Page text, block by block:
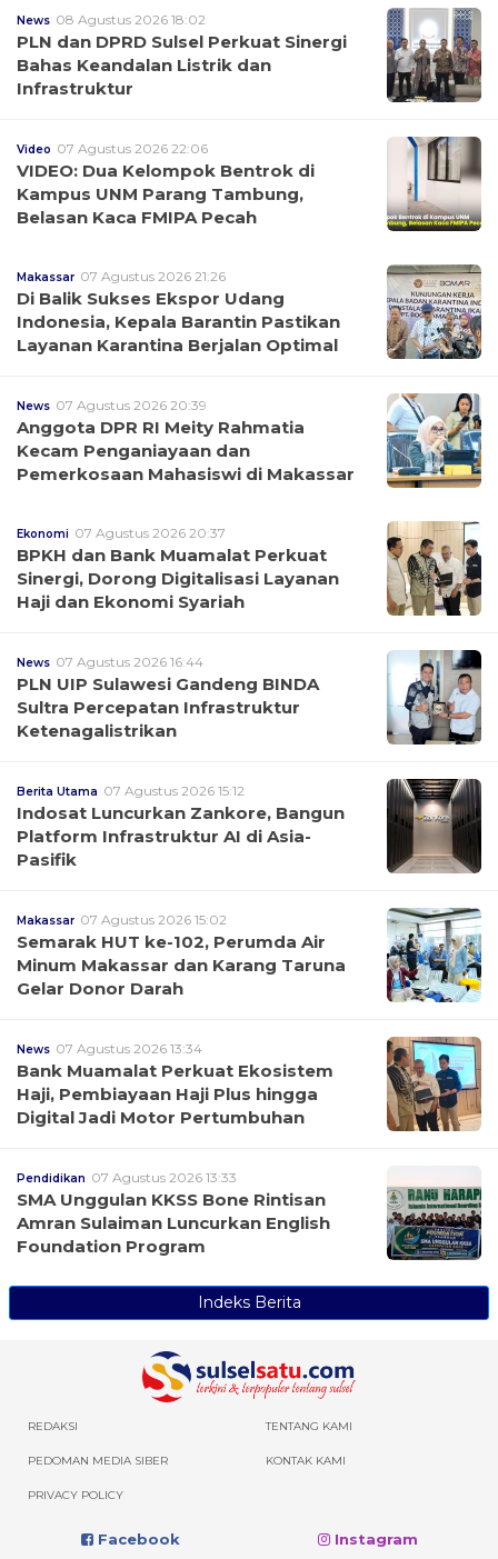
News 08 Agustus 2026 18:02
PLN dan DPRD Sulsel Perkuat Sinergi
Bahas Keandalan Listrik dan
Infrastruktur
Video 07 Agustus 2026 22:06
VIDEO: Dua Kelompok Bentrok di
Kampus UNM Parang Tambung,
Belasan Kaca FMIPA Pecah
Makassar 07 Agustus 2026 21:26
Di Balik Sukses Ekspor Udang
Indonesia, Kepala Barantin Pastikan
Layanan Karantina Berjalan Optimal
News 07 Agustus 2026 20:39
Anggota DPR RI Meity Rahmatia
Kecam Penganiayaan dan
Pemerkosaan Mahasiswi di Makassar
Ekonomi 07 Agustus 2026 20:37
BPKH dan Bank Muamalat Perkuat
Sinergi, Dorong Digitalisasi Layanan
Haji dan Ekonomi Syariah
News 07 Agustus 2026 16:44
PLN UIP Sulawesi Gandeng BINDA
Sultra Percepatan Infrastruktur
Ketenagalistrikan
Berita Utama 07 Agustus 2026 15:12
Indosat Luncurkan Zankore, Bangun
Platform Infrastruktur AI di Asia-
Pasifik
Makassar 07 Agustus 2026 15:02
Semarak HUT ke-102, Perumda Air
Minum Makassar dan Karang Taruna
Gelar Donor Darah
News 07 Agustus 2026 13:34
Bank Muamalat Perkuat Ekosistem
Haji, Pembiayaan Haji Plus hingga
Digital Jadi Motor Pertumbuhan
Pendidikan 07 Agustus 2026 13:33
SMA Unggulan KKSS Bone Rintisan
Amran Sulaiman Luncurkan English
Foundation Program
Indeks Berita
REDAKSI TENTANG KAMI
PEDOMAN MEDIA SIBER KONTAK KAMI
PRIVACY POLICY
Facebook Instagram